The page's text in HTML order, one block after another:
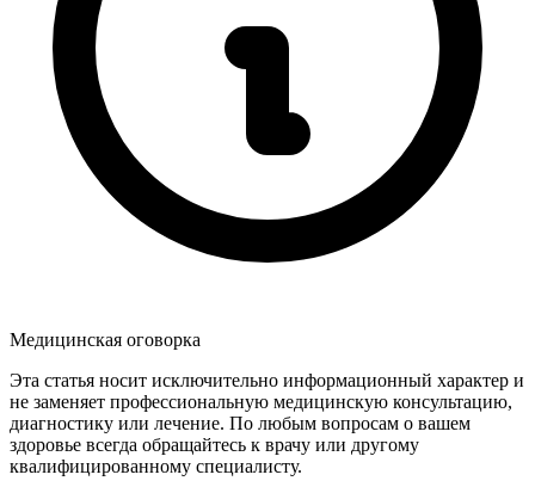
Медицинская оговорка
Эта статья носит исключительно информационный характер и
не заменяет профессиональную медицинскую консультацию,
диагностику или лечение. По любым вопросам о вашем
здоровье всегда обращайтесь к врачу или другому
квалифицированному специалисту.